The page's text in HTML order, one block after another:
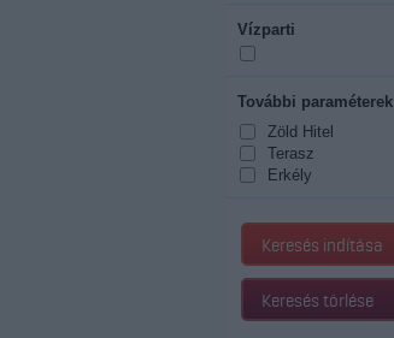
Vízparti
További paraméterek
Zöld Hitel
Terasz
Erkély
Keresés indítása
Keresés törlése